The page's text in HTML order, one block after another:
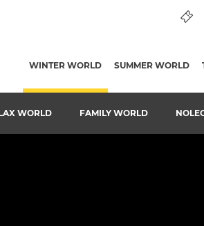
WINTER WORLD (PAGINA ATTUALE)
WORLD FAMILY WORLD
SUMMER WORLD